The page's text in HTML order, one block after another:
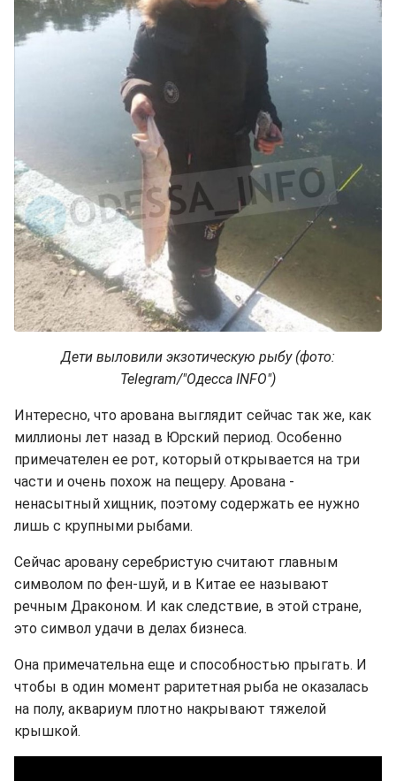
Дети выловили экзотическую рыбу (фото:
Telegram/"Одесса INFO")
Интересно, что арована выглядит сейчас так же, как
миллионы лет назад в Юрский период. Особенно
примечателен ее рот, который открывается на три
части и очень похож на пещеру. Арована -
ненасытный хищник, поэтому содержать ее нужно
лишь с крупными рыбами.
Сейчас аровану серебристую считают главным
символом по фен-шуй, и в Китае ее называют
речным Драконом. И как следствие, в этой стране,
это символ удачи в делах бизнеса.
Она примечательна еще и способностью прыгать. И
чтобы в один момент раритетная рыба не оказалась
на полу, аквариум плотно накрывают тяжелой
крышкой.